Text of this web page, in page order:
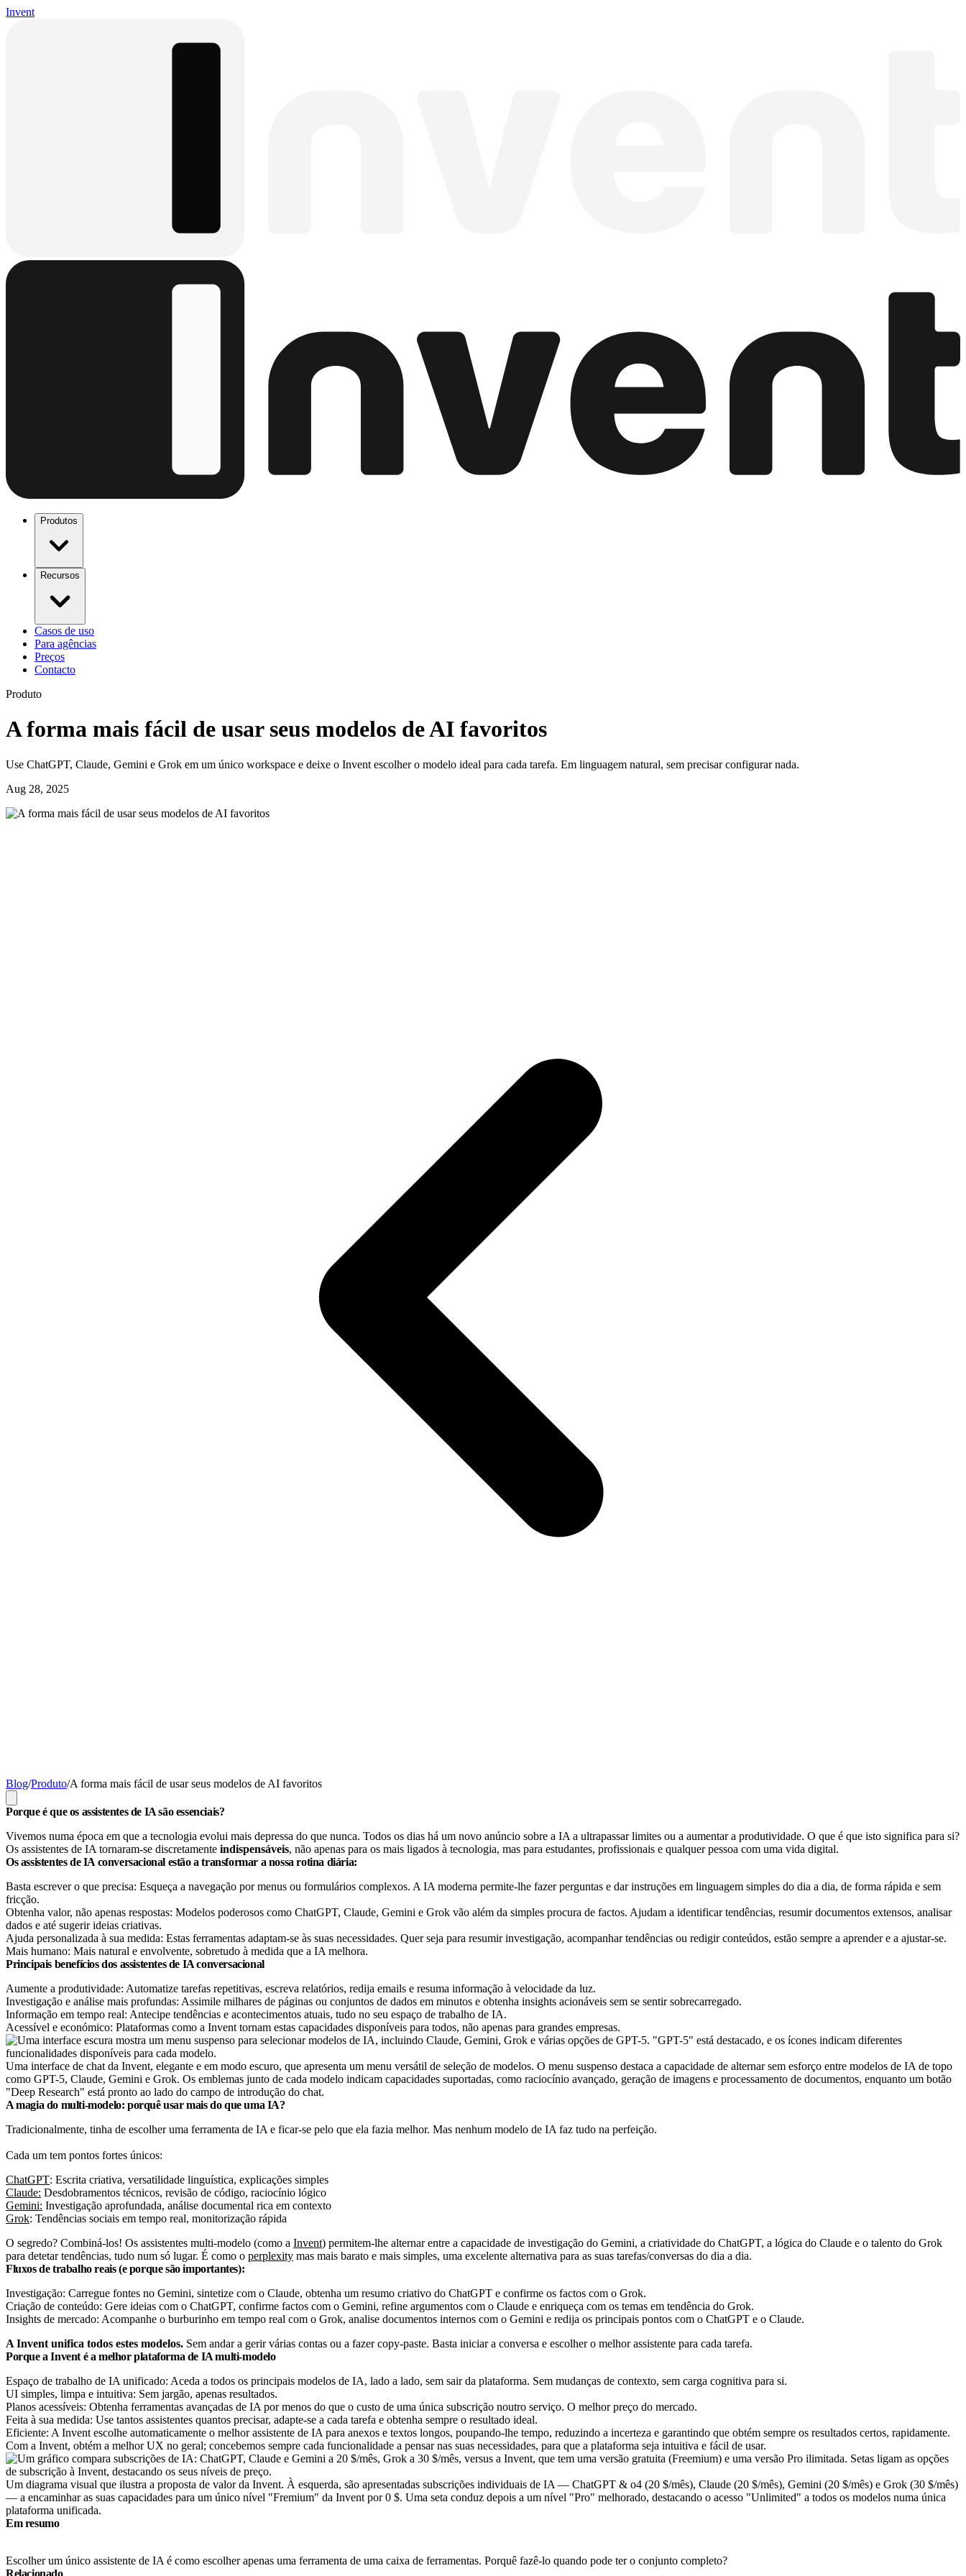
Invent
Produtos
Recursos
Casos de uso
Para agências
Preços
Contacto
Produto
A forma mais fácil de usar seus modelos de AI favoritos
Use ChatGPT, Claude, Gemini e Grok em um único workspace e deixe o Invent escolher o modelo ideal para cada tarefa. Em linguagem natural, sem precisar configurar nada.
Aug 28, 2025
Blog/Produto/A forma mais fácil de usar seus modelos de AI favoritos
Porque é que os assistentes de IA são essenciais?
Vivemos numa época em que a tecnologia evolui mais depressa do que nunca. Todos os dias há um novo anúncio sobre a IA a ultrapassar limites ou a aumentar a produtividade. O que é que isto significa para si?
Os assistentes de IA tornaram-se discretamente indispensáveis, não apenas para os mais ligados à tecnologia, mas para estudantes, profissionais e qualquer pessoa com uma vida digital.
Os assistentes de IA conversacional estão a transformar a nossa rotina diária:
Basta escrever o que precisa: Esqueça a navegação por menus ou formulários complexos. A IA moderna permite-lhe fazer perguntas e dar instruções em linguagem simples do dia a dia, de forma rápida e sem
fricção.
Obtenha valor, não apenas respostas: Modelos poderosos como ChatGPT, Claude, Gemini e Grok vão além da simples procura de factos. Ajudam a identificar tendências, resumir documentos extensos, analisar
dados e até sugerir ideias criativas.
Ajuda personalizada à sua medida: Estas ferramentas adaptam-se às suas necessidades. Quer seja para resumir investigação, acompanhar tendências ou redigir conteúdos, estão sempre a aprender e a ajustar-se.
Mais humano: Mais natural e envolvente, sobretudo à medida que a IA melhora.
Principais benefícios dos assistentes de IA conversacional
Aumente a produtividade: Automatize tarefas repetitivas, escreva relatórios, redija emails e resuma informação à velocidade da luz.
Investigação e análise mais profundas: Assimile milhares de páginas ou conjuntos de dados em minutos e obtenha insights acionáveis sem se sentir sobrecarregado.
Informação em tempo real: Antecipe tendências e acontecimentos atuais, tudo no seu espaço de trabalho de IA.
Acessível e económico: Plataformas como a Invent tornam estas capacidades disponíveis para todos, não apenas para grandes empresas.
Uma interface de chat da Invent, elegante e em modo escuro, que apresenta um menu versátil de seleção de modelos. O menu suspenso destaca a capacidade de alternar sem esforço entre modelos de IA de topo
como GPT-5, Claude, Gemini e Grok. Os emblemas junto de cada modelo indicam capacidades suportadas, como raciocínio avançado, geração de imagens e processamento de documentos, enquanto um botão
"Deep Research" está pronto ao lado do campo de introdução do chat.
A magia do multi-modelo: porquê usar mais do que uma IA?
Tradicionalmente, tinha de escolher uma ferramenta de IA e ficar-se pelo que ela fazia melhor. Mas nenhum modelo de IA faz tudo na perfeição.
Cada um tem pontos fortes únicos:
ChatGPT: Escrita criativa, versatilidade linguística, explicações simples
Claude: Desdobramentos técnicos, revisão de código, raciocínio lógico
Gemini: Investigação aprofundada, análise documental rica em contexto
Grok: Tendências sociais em tempo real, monitorização rápida
O segredo? Combiná-los! Os assistentes multi-modelo (como a Invent) permitem-lhe alternar entre a capacidade de investigação do Gemini, a criatividade do ChatGPT, a lógica do Claude e o talento do Grok
para detetar tendências, tudo num só lugar. É como o perplexity mas mais barato e mais simples, uma excelente alternativa para as suas tarefas/conversas do dia a dia.
Fluxos de trabalho reais (e porque são importantes):
Investigação: Carregue fontes no Gemini, sintetize com o Claude, obtenha um resumo criativo do ChatGPT e confirme os factos com o Grok.
Criação de conteúdo: Gere ideias com o ChatGPT, confirme factos com o Gemini, refine argumentos com o Claude e enriqueça com os temas em tendência do Grok.
Insights de mercado: Acompanhe o burburinho em tempo real com o Grok, analise documentos internos com o Gemini e redija os principais pontos com o ChatGPT e o Claude.
A Invent unifica todos estes modelos. Sem andar a gerir várias contas ou a fazer copy-paste. Basta iniciar a conversa e escolher o melhor assistente para cada tarefa.
Porque a Invent é a melhor plataforma de IA multi-modelo
Espaço de trabalho de IA unificado: Aceda a todos os principais modelos de IA, lado a lado, sem sair da plataforma. Sem mudanças de contexto, sem carga cognitiva para si.
UI simples, limpa e intuitiva: Sem jargão, apenas resultados.
Planos acessíveis: Obtenha ferramentas avançadas de IA por menos do que o custo de uma única subscrição noutro serviço. O melhor preço do mercado.
Feita à sua medida: Use tantos assistentes quantos precisar, adapte-se a cada tarefa e obtenha sempre o resultado ideal.
Eficiente: A Invent escolhe automaticamente o melhor assistente de IA para anexos e textos longos, poupando-lhe tempo, reduzindo a incerteza e garantindo que obtém sempre os resultados certos, rapidamente.
Com a Invent, obtém a melhor UX no geral; concebemos sempre cada funcionalidade a pensar nas suas necessidades, para que a plataforma seja intuitiva e fácil de usar.
Um diagrama visual que ilustra a proposta de valor da Invent. À esquerda, são apresentadas subscrições individuais de IA — ChatGPT & o4 (20 $/mês), Claude (20 $/mês), Gemini (20 $/mês) e Grok (30 $/mês)
— a encaminhar as suas capacidades para um único nível "Fremium" da Invent por 0 $. Uma seta conduz depois a um nível "Pro" melhorado, destacando o acesso "Unlimited" a todos os modelos numa única
plataforma unificada.
Em resumo
Escolher um único assistente de IA é como escolher apenas uma ferramenta de uma caixa de ferramentas. Porquê fazê-lo quando pode ter o conjunto completo?
Relacionado